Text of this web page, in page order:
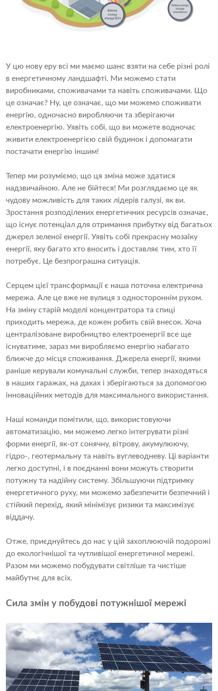
У цю нову еру всі ми маємо шанс взяти на себе різні ролі
в енергетичному ландшафті. Ми можемо стати
виробниками, споживачами та навіть споживачами. Що
це означає? Ну, це означає, що ми можемо споживати
енергію, одночасно виробляючи та зберігаючи
електроенергію. Уявіть собі, що ви можете водночас
живити електроенергією свій будинок і допомагати
постачати енергію іншим!
Тепер ми розуміємо, що ця зміна може здатися
надзвичайною. Але не бійтеся! Ми розглядаємо це як
чудову можливість для таких лідерів галузі, як ви.
Зростання розподілених енергетичних ресурсів означає,
що існує потенціал для отримання прибутку від багатьох
джерел зеленої енергії. Уявіть собі прекрасну мозаїку
енергії, яку багато хто вносить і доставляє тим, хто її
потребує. Це безпрограшна ситуація.
Серцем цієї трансформації є наша поточна електрична
мережа. Але це вже не вулиця з одностороннім рухом.
На зміну старій моделі концентратора та спиці
приходить мережа, де кожен робить свій внесок. Хоча
централізоване виробництво електроенергії все ще
існуватиме, зараз ми виробляємо енергію набагато
ближче до місця споживання. Джерела енергії, якими
раніше керували комунальні служби, тепер знаходяться
в наших гаражах, на дахах і зберігаються за допомогою
інноваційних методів для максимального використання.
Наші команди помітили, що, використовуючи
автоматизацію, ми можемо легко інтегрувати різні
форми енергії, як-от сонячну, вітрову, акумулюючу,
гідро-, геотермальну та навіть вуглеводневу. Ці варіанти
легко доступні, і в поєднанні вони можуть створити
потужну та надійну систему. Збільшуючи підтримку
енергетичного руху, ми можемо забезпечити безпечний і
стійкий перехід, який мінімізує ризики та максимізує
віддачу.
Отже, приєднуйтесь до нас у цій захоплюючій подорожі
до екологічнішої та чутливішої енергетичної мережі.
Разом ми можемо побудувати світліше та чистіше
майбутнє для всіх.
Сила змін у побудові потужнішої мережі